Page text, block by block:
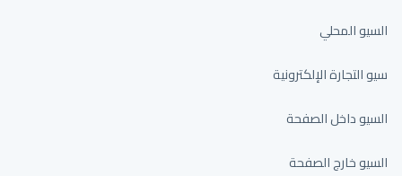
السيو المحلي
سيو التجارة الإلكترونية
السيو داخل الصفحة
السيو خارج الصفحة